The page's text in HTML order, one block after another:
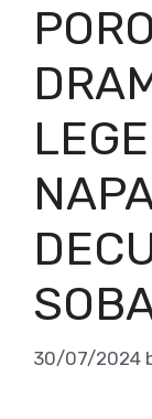
30/07/2024